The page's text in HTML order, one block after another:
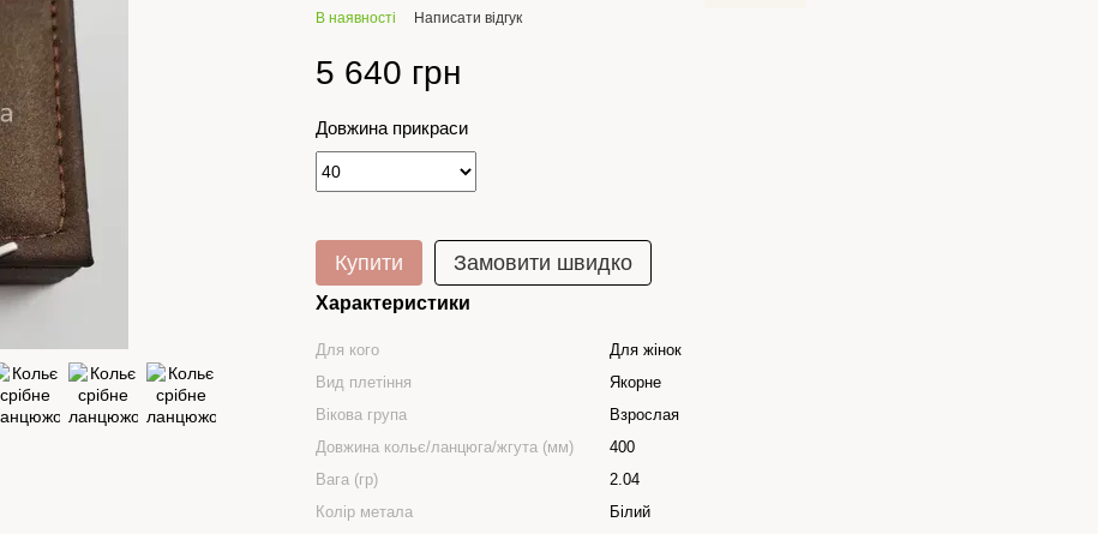
В наявності Написати відгук
5 640 грн
Довжина прикраси
Купити Замовити швидко
Характеристики
Для кого
Для жінок
Вид плетіння
Якорне
Вікова група
Взрослая
Довжина кольє/ланцюга/жгута (мм)
400
Вага (гр)
2.04
Колір метала
Білий